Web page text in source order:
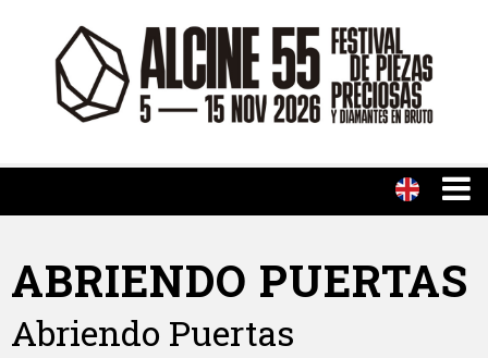
ABRIENDO PUERTAS
Abriendo Puertas